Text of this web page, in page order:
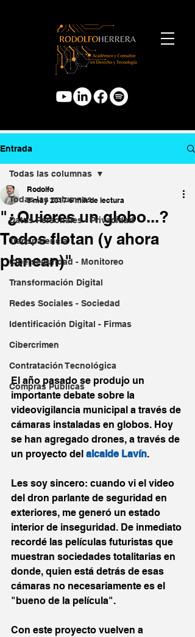
Entrada
Todas las columnas
Datos Personales - Privacidad
Transparencia
Ciberseguridad - Monitoreo
Transformación Digital
Redes Sociales - Sociedad
Identificación Digital - Firmas
Cibercrimen
Contratación Tecnológica
Compras Públicas
Todas las columnas
"¿Quieres un globo...?
Todos flotan (y ahora
planean)"
Rodolfo
3 may 2017 6 min de lectura
El año pasado se produjo un
importante debate sobre la
videovigilancia municipal a través de
cámaras instaladas en globos. Hoy
se han agregado drones, a través de
un proyecto del alcalde Lavín.
Les soy sincero: cuando vi el video
del dron parlante de seguridad en
exteriores, me generó un estado
interior de inseguridad. De inmediato
recordé las películas futuristas que
muestran sociedades totalitarias en
donde, quien está detrás de esas
cámaras no necesariamente es el
"bueno de la película".
Con este proyecto vuelven a